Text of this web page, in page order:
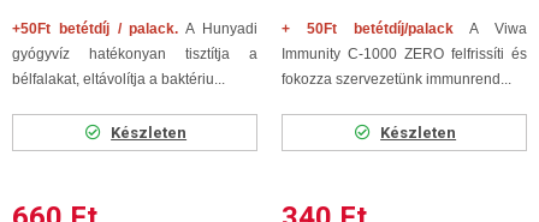
+50Ft betétdíj / palack. A Hunyadi
gyógyvíz hatékonyan tisztítja a
bélfalakat, eltávolítja a baktériu...
Készleten
+ 50Ft betétdíj/palack A Viwa
Immunity C-1000 ZERO felfrissíti és
fokozza szervezetünk immunrend...
Készleten